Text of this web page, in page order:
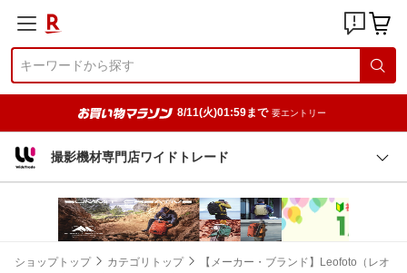
8/11(火)01:59まで 要エントリー
撮影機材専門店ワイドトレード
ショップトップ カテゴリトップ
【メーカー・ブランド】Leofoto（レオ